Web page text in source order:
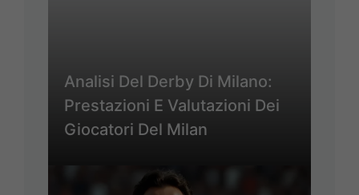
Analisi Del Derby Di Milano:
Prestazioni E Valutazioni Dei
Giocatori Del Milan